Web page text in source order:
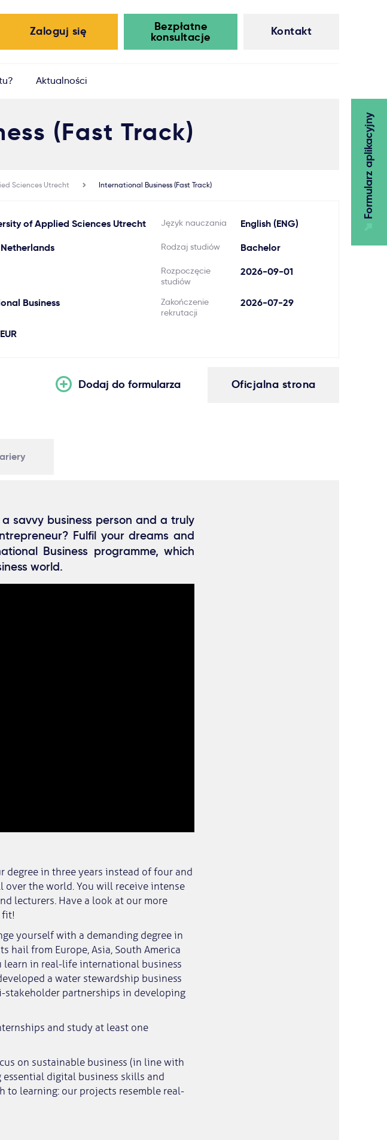
Kontakt
Bezpłatne
konsultacje
Zaloguj się
Formularz aplikacyjny
Aktualności
(Fast Track)
Sciences Utrecht International Business (Fast Track)
of Applied Sciences Utrecht
Business
Język nauczania English (ENG)
Rodzaj studiów Bachelor
Rozpoczęcie
studiów
2026-09-01
Zakończenie
rekrutacji
2026-07-29
Oficjalna strona
Dodaj do formularza
savvy business person and a truly
Fulfil your dreams and
Business programme, which
world.
degree in three years instead of four and
the world. You will receive intense
lecturers. Have a look at our more
fit!
yourself with a demanding degree in
hail from Europe, Asia, South America
learn in real-life international business
a water stewardship business
stakeholder partnerships in developing
and study at least one
on sustainable business (in line with
digital business skills and
to learning: our projects resemble real-